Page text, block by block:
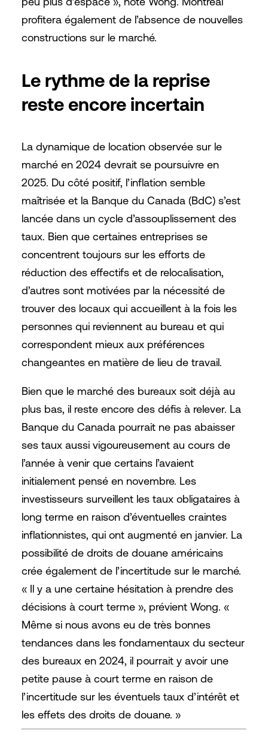
profitera également de l’absence de nouvelles
constructions sur le marché.
Le rythme de la reprise
reste encore incertain
La dynamique de location observée sur le
marché en 2024 devrait se poursuivre en
2025. Du côté positif, l’inflation semble
maîtrisée et la Banque du Canada (BdC) s’est
lancée dans un cycle d’assouplissement des
taux. Bien que certaines entreprises se
concentrent toujours sur les efforts de
réduction des effectifs et de relocalisation,
d’autres sont motivées par la nécessité de
trouver des locaux qui accueillent à la fois les
personnes qui reviennent au bureau et qui
correspondent mieux aux préférences
changeantes en matière de lieu de travail.
Bien que le marché des bureaux soit déjà au
plus bas, il reste encore des défis à relever. La
Banque du Canada pourrait ne pas abaisser
ses taux aussi vigoureusement au cours de
l’année à venir que certains l’avaient
initialement pensé en novembre. Les
investisseurs surveillent les taux obligataires à
long terme en raison d’éventuelles craintes
inflationnistes, qui ont augmenté en janvier. La
possibilité de droits de douane américains
crée également de l’incertitude sur le marché.
« Il y a une certaine hésitation à prendre des
décisions à court terme », prévient Wong. «
Même si nous avons eu de très bonnes
tendances dans les fondamentaux du secteur
des bureaux en 2024, il pourrait y avoir une
petite pause à court terme en raison de
l’incertitude sur les éventuels taux d’intérêt et
les effets des droits de douane. »